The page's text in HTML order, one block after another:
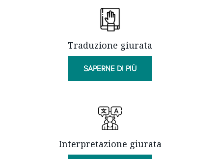
Traduzione giurata
SAPERNE DI PIÙ
Interpretazione giurata